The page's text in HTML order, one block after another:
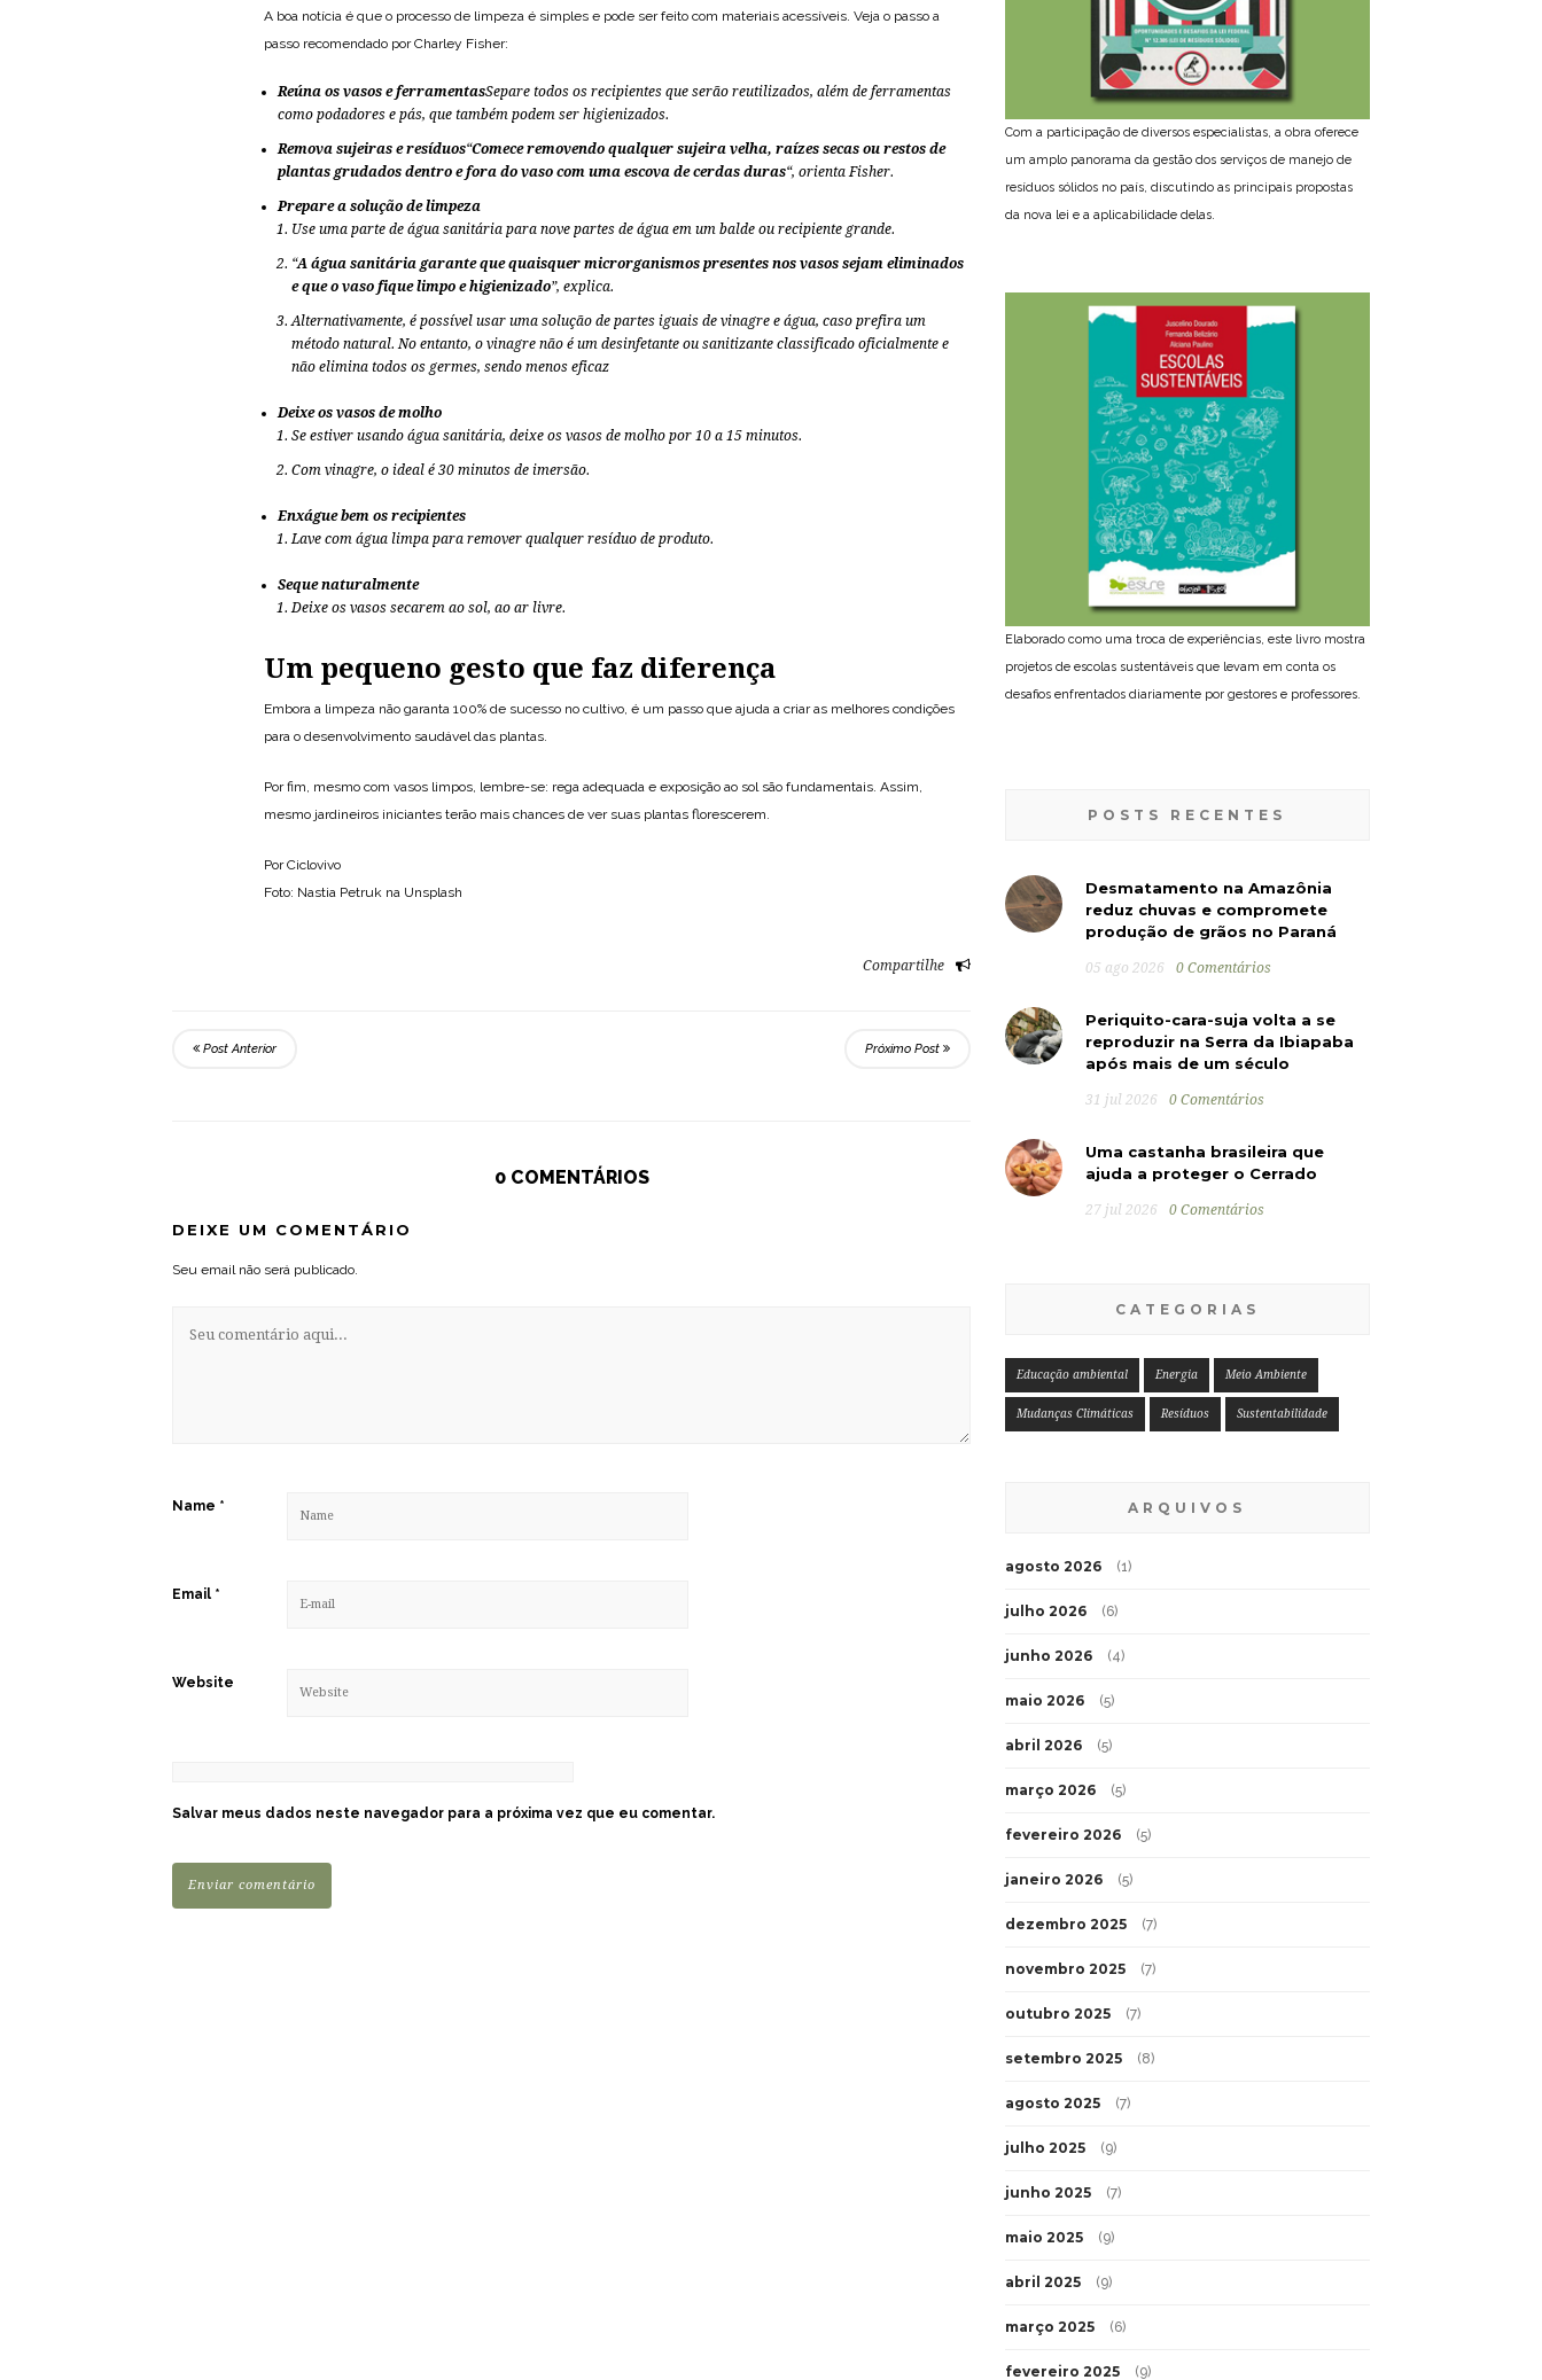
A boa notícia é que o processo de limpeza é simples e pode ser feito com materiais acessíveis. Veja o passo a
passo recomendado por Charley Fisher:
Reúna os vasos e ferramentasSepare todos os recipientes que serão reutilizados, além de ferramentas
como podadores e pás, que também podem ser higienizados.
Remova sujeiras e resíduos“Comece removendo qualquer sujeira velha, raízes secas ou restos de
plantas grudados dentro e fora do vaso com uma escova de cerdas duras“, orienta Fisher.
Prepare a solução de limpeza
Use uma parte de água sanitária para nove partes de água em um balde ou recipiente grande.
“A água sanitária garante que quaisquer microrganismos presentes nos vasos sejam eliminados
e que o vaso fique limpo e higienizado”, explica.
Alternativamente, é possível usar uma solução de partes iguais de vinagre e água, caso prefira um
método natural. No entanto, o vinagre não é um desinfetante ou sanitizante classificado oficialmente e
não elimina todos os germes, sendo menos eficaz
Deixe os vasos de molho
Se estiver usando água sanitária, deixe os vasos de molho por 10 a 15 minutos.
Com vinagre, o ideal é 30 minutos de imersão.
Enxágue bem os recipientes
Lave com água limpa para remover qualquer resíduo de produto.
Seque naturalmente
Deixe os vasos secarem ao sol, ao ar livre.
Um pequeno gesto que faz diferença
Embora a limpeza não garanta 100% de sucesso no cultivo, é um passo que ajuda a criar as melhores condições
para o desenvolvimento saudável das plantas.
Por fim, mesmo com vasos limpos, lembre-se: rega adequada e exposição ao sol são fundamentais. Assim,
mesmo jardineiros iniciantes terão mais chances de ver suas plantas florescerem.
Por Ciclovivo
Foto: Nastia Petruk na Unsplash
Compartilhe
Post Anterior Próximo Post
0 COMENTÁRIOS
DEIXE UM COMENTÁRIO
Seu email não será publicado.
Name *
Email *
Website
Salvar meus dados neste navegador para a próxima vez que eu comentar.
Com a participação de diversos especialistas, a obra oferece
um amplo panorama da gestão dos serviços de manejo de
resíduos sólidos no país, discutindo as principais propostas
da nova lei e a aplicabilidade delas.
Elaborado como uma troca de experiências, este livro mostra
projetos de escolas sustentáveis que levam em conta os
desafios enfrentados diariamente por gestores e professores.
POSTS RECENTES
Desmatamento na Amazônia
reduz chuvas e compromete
produção de grãos no Paraná
05 ago 2026 0 Comentários
Periquito-cara-suja volta a se
reproduzir na Serra da Ibiapaba
após mais de um século
31 jul 2026 0 Comentários
Uma castanha brasileira que
ajuda a proteger o Cerrado
27 jul 2026 0 Comentários
CATEGORIAS
Educação ambiental Energia Meio Ambiente
Mudanças Climáticas Resíduos Sustentabilidade
ARQUIVOS
agosto 2026 (1)
julho 2026 (6)
junho 2026 (4)
maio 2026 (5)
abril 2026 (5)
março 2026 (5)
fevereiro 2026 (5)
janeiro 2026 (5)
dezembro 2025 (7)
novembro 2025 (7)
outubro 2025 (7)
setembro 2025 (8)
agosto 2025 (7)
julho 2025 (9)
junho 2025 (7)
maio 2025 (9)
abril 2025 (9)
março 2025 (6)
fevereiro 2025 (9)